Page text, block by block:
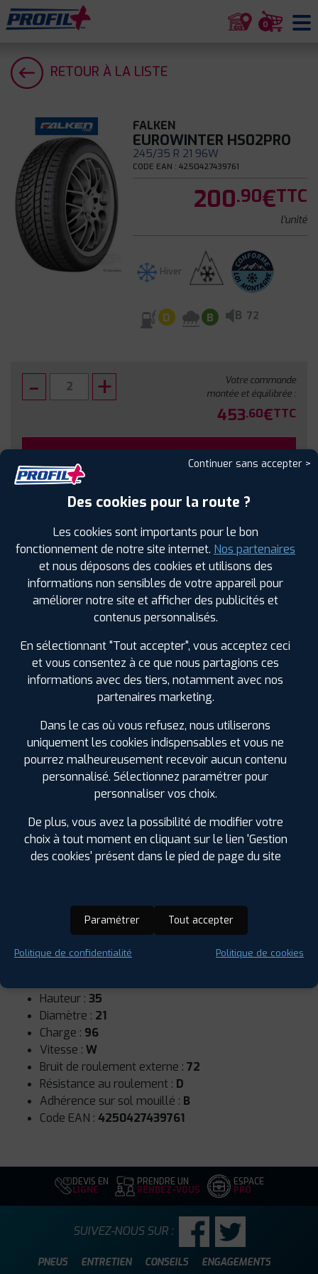
0
RETOUR À LA LISTE
FALKEN
EUROWINTER HS02PRO
245/35 R 21 96W
CODE EAN : 4250427439761
200.90€TTC
l'unité
Hiver
D B B 72
Votre commande
montée et équilibrée :
453.60€TTC
Sous réserve de disponibilité en agence
SPÉCIFICATIONS AVIS CLIENTS ÉTIQUETAGE
Saison :
Hiver
Hauteur : 35
Diamètre : 21
Charge : 96
Vitesse : W
Bruit de roulement externe : 72
Résistance au roulement : D
Adhérence sur sol mouillé : B
Code EAN : 4250427439761
DEVIS EN
LIGNE
PRENDRE UN
RENDEZ-VOUS
ESPACE
PRO
PNEUS ENTRETIEN CONSEILS ENGAGEMENTS
SUIVEZ-NOUS SUR :
Continuer sans accepter >
Des cookies pour la route ?
Les cookies sont importants pour le bon
fonctionnement de notre site internet. Nos partenaires
et nous déposons des cookies et utilisons des
informations non sensibles de votre appareil pour
améliorer notre site et afficher des publicités et
contenus personnalisés.
En sélectionnant "Tout accepter", vous acceptez ceci
et vous consentez à ce que nous partagions ces
informations avec des tiers, notamment avec nos
partenaires marketing.
Dans le cas où vous refusez, nous utiliserons
uniquement les cookies indispensables et vous ne
pourrez malheureusement recevoir aucun contenu
personnalisé. Sélectionnez paramétrer pour
personnaliser vos choix.
De plus, vous avez la possibilité de modifier votre
choix à tout moment en cliquant sur le lien 'Gestion
des cookies' présent dans le pied de page du site
Paramétrer Tout accepter
Politique de confidentialité Politique de cookies